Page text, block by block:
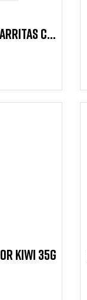
CON
KIWI 35G